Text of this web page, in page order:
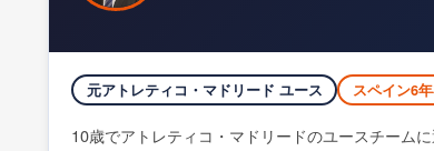
元アトレティコ・マドリード ユース スペイン6
10歳でアトレティコ・マドリードのユースチーム